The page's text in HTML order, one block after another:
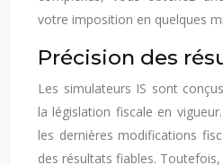
votre imposition en quelques
Précision des
Les simulateurs IS sont
la législation fiscale en
les dernières modifications
des résultats fiables.